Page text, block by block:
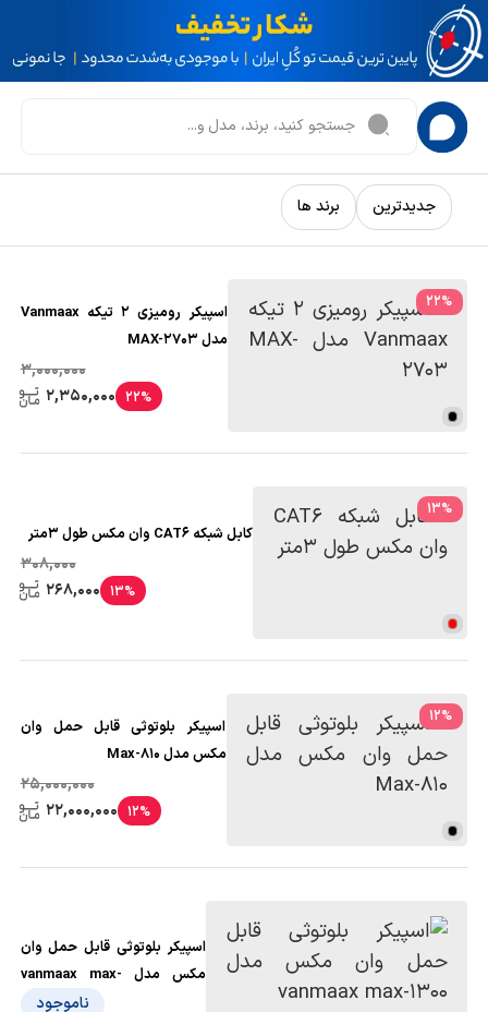
جدیدترین برند ها
%
22
اسپیکر رومیزی 2 تیکه Vanmaax
مدل MAX-2703
3,000,000
22%
2,350,000
%
13
کابل شبکه CAT6 وان مکس طول 3متر
308,000
13%
268,000
%
12
اسپیکر بلوتوثی قابل حمل وان
مکس مدل Max-810
25,000,000
12%
22,000,000
اسپیکر بلوتوثی قابل حمل وان
مکس مدل vanmaax max-
ناموجود